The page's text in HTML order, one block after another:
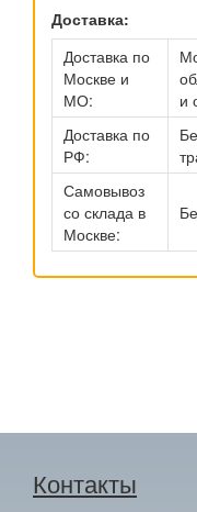
Доставка:
Доставка по
Москве и
МО:
и
Доставка по
РФ:
Самовывоз
со склада в
Москве:
Контакты